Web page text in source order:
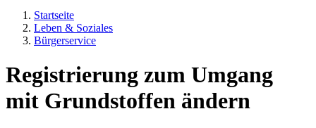
Startseite
Leben & Soziales
Bürgerservice
Registrierung zum Umgang
mit Grundstoffen ändern